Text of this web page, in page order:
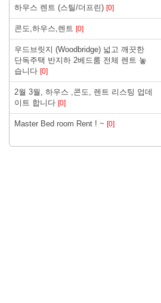
하우스 렌트 (스틸/더프린) [0]
콘도,하우스,렌트 [0]
우드브릿지 (Woodbridge) 넓고 깨끗한
단독주택 반지하 2베드룸 전체 렌트 놓
습니다 [0]
2월 3월, 하우스 ,콘도, 렌트 리스팅 업데
이트 합니다 [0]
Master Bed room Rent ! ~ [0]